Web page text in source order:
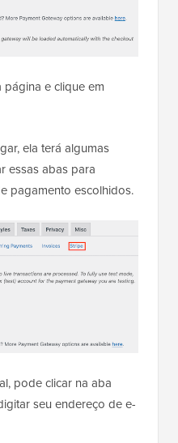
e clique em
ela terá algumas
essas abas para
pagamento escolhidos.
pode clicar na aba
seu endereço de e-